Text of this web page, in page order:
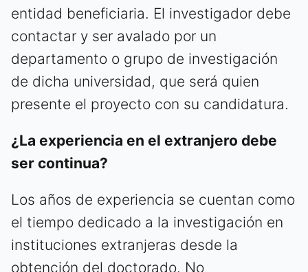
entidad beneficiaria. El investigador debe
contactar y ser avalado por un
departamento o grupo de investigación
de dicha universidad, que será quien
presente el proyecto con su candidatura.
¿La experiencia en el extranjero debe
ser continua?
Los años de experiencia se cuentan como
el tiempo dedicado a la investigación en
instituciones extranjeras desde la
obtención del doctorado. No